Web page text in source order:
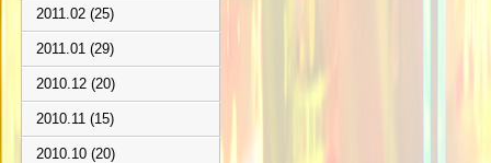
2011.02 (25)
2011.01 (29)
2010.12 (20)
2010.11 (15)
2010.10 (20)